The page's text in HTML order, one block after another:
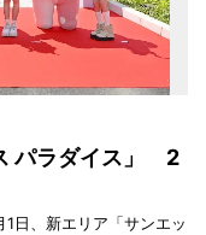
パラダイス」 2
日、新エリア「サンエッ